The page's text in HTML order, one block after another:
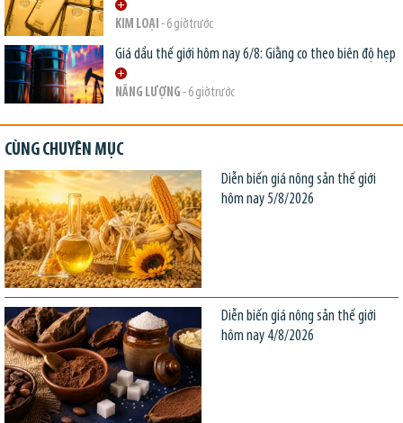
KIM LOẠI - 6 giờ trước
Giá dầu thế giới hôm nay 6/8: Giằng co theo biên độ hẹp
NĂNG LƯỢNG - 6 giờ trước
CÙNG CHUYÊN MỤC
Diễn biến giá nông sản thế giới
hôm nay 5/8/2026
Diễn biến giá nông sản thế giới
hôm nay 4/8/2026